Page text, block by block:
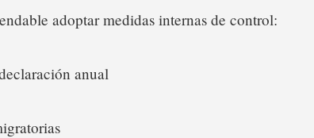
adoptar medidas internas de control:
anual